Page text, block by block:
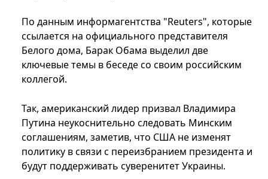
По данным информагентства "Reuters", которые
ссылается на официального представителя
Белого дома, Барак Обама выделил две
ключевые темы в беседе со своим российским
коллегой.
Так, американский лидер призвал Владимира
Путина неукоснительно следовать Минским
соглашениям, заметив, что США не изменят
политику в связи с переизбранием президента и
будут поддерживать суверенитет Украины.